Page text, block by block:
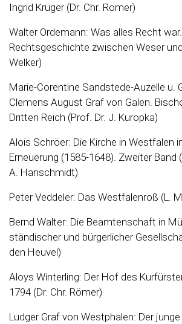
Ingrid Krüger (Dr. Chr. Romer)
Walter Ordemann: Was alles Recht
Rechtsgeschichte zwischen Weser
Welker)
Marie-Corentine Sandstede-Auzelle u.
Clemens August Graf von Galen.
Dritten Reich (Prof. Dr. J. Kuropka)
Alois Schröer: Die Kirche in Westfalen
Erneuerung (1585-1648). Zweiter Band
A. Hanschmidt)
Peter Veddeler: Das Westfalenroß (L.
Bernd Walter: Die Beamtenschaft in
ständischer und bürgerlicher
den Heuvel)
Aloys Winterling: Der Hof des
1794 (Dr. Chr. Römer)
Ludger Graf von Westphalen: Der